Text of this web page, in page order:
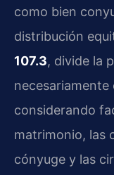
como bien
distribución
107.3, divide la
considerando
matrimonio, las
cónyuge y las